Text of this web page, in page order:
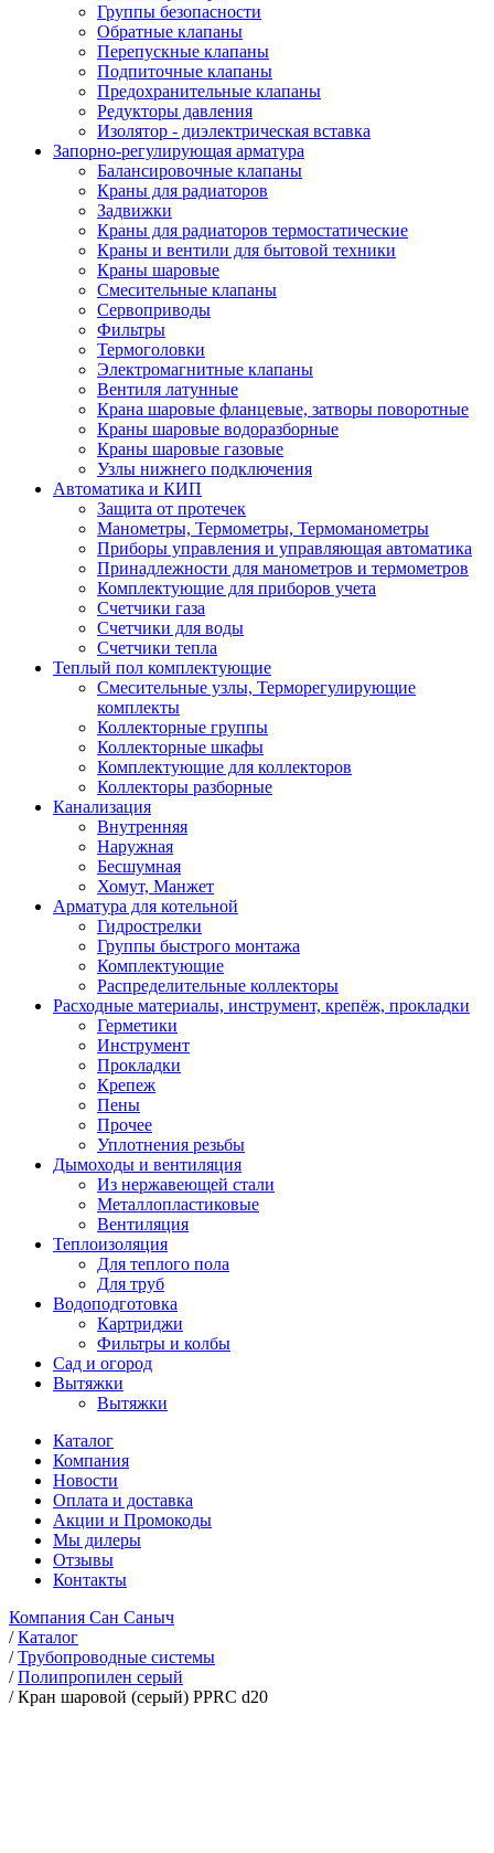
Группы безопасности
Обратные клапаны
Перепускные клапаны
Подпиточные клапаны
Предохранительные клапаны
Редукторы давления
Изолятор - диэлектрическая вставка
Запорно-регулирующая арматура
Балансировочные клапаны
Краны для радиаторов
Задвижки
Краны для радиаторов термостатические
Краны и вентили для бытовой техники
Краны шаровые
Смесительные клапаны
Сервоприводы
Фильтры
Термоголовки
Электромагнитные клапаны
Вентиля латунные
Крана шаровые фланцевые, затворы поворотные
Краны шаровые водоразборные
Краны шаровые газовые
Узлы нижнего подключения
Автоматика и КИП
Защита от протечек
Манометры, Термометры, Термоманометры
Приборы управления и управляющая автоматика
Принадлежности для манометров и термометров
Комплектующие для приборов учета
Счетчики газа
Счетчики для воды
Счетчики тепла
Теплый пол комплектующие
Смесительные узлы, Терморегулирующие
комплекты
Коллекторные группы
Коллекторные шкафы
Комплектующие для коллекторов
Коллекторы разборные
Канализация
Внутренняя
Наружная
Бесшумная
Хомут, Манжет
Арматура для котельной
Гидрострелки
Группы быстрого монтажа
Комплектующие
Распределительные коллекторы
Расходные материалы, инструмент, крепёж, прокладки
Герметики
Инструмент
Прокладки
Крепеж
Пены
Прочее
Уплотнения резьбы
Дымоходы и вентиляция
Из нержавеющей стали
Металлопластиковые
Вентиляция
Теплоизоляция
Для теплого пола
Для труб
Водоподготовка
Картриджи
Фильтры и колбы
Сад и огород
Вытяжки
Вытяжки
Каталог
Компания
Новости
Оплата и доставка
Акции и Промокоды
Мы дилеры
Отзывы
Контакты
Компания Сан Саныч
/Каталог
/Трубопроводные системы
/Полипропилен серый
/Кран шаровой (серый) PPRC d20